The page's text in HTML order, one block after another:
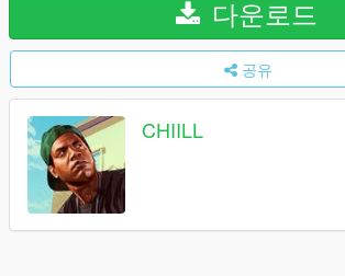
다운로드
공유
CHIILL